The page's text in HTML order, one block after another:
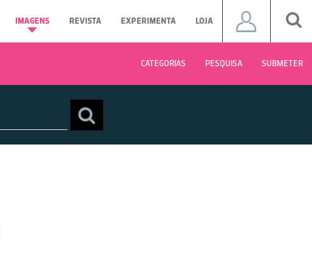
IMAGENS REVISTA EXPERIMENTA LOJA
CATEGORIAS PESQUISA SUBMETER